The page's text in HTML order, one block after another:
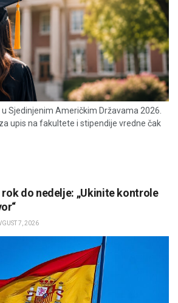
Sjedinjenim Američkim Državama 2026.
upis na fakultete i stipendije vredne čak
do nedelje: „Ukinite kontrole
7, 2026